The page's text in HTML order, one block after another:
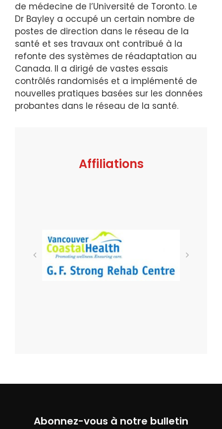
de médecine de l’Université de Toronto. Le
Dr Bayley a occupé un certain nombre de
postes de direction dans le réseau de la
santé et ses travaux ont contribué à la
refonte des systèmes de réadaptation au
Canada. Il a dirigé de vastes essais
contrôlés randomisés et a implémenté de
nouvelles pratiques basées sur les données
probantes dans le réseau de la santé.
Affiliations
Abonnez-vous à notre bulletin